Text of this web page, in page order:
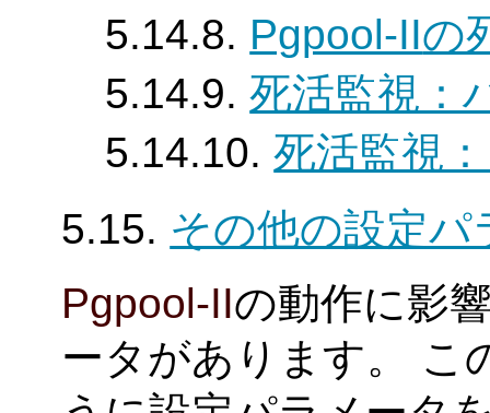
5.14.8. Pgpool-IIの
5.14.9.死活監視：
5.14.10.死活監視
5.15. その他の設定パ
Pgpool-IIの動作に影
ータがあります。 こ